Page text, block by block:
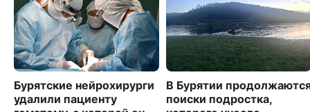
Бурятские нейрохирурги
удалили пациенту
В Бурятии
поиски подростка,